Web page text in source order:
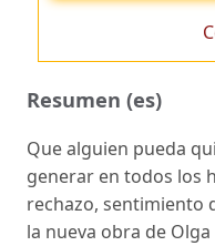
Resumen (es)
Que alguien pueda
generar en todos los
rechazo, sentimiento
la nueva obra de